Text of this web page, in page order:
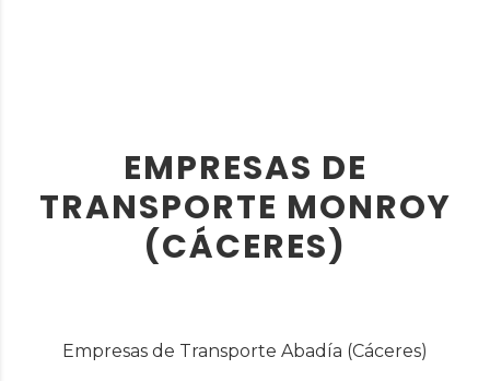
EMPRESAS DE
TRANSPORTE MONROY
(CÁCERES)
Empresas de Transporte Abadía (Cáceres)